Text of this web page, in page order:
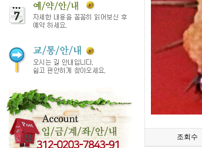
조회수